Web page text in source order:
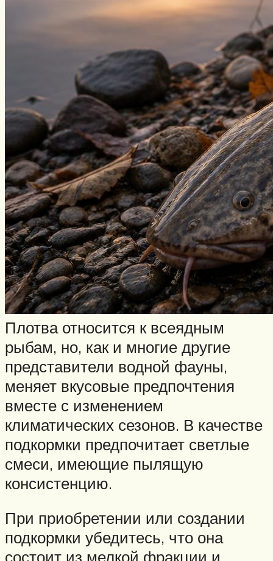
Плотва относится к всеядным
рыбам, но, как и многие другие
представители водной фауны,
меняет вкусовые предпочтения
вместе с изменением
климатических сезонов. В качестве
подкормки предпочитает светлые
смеси, имеющие пылящую
консистенцию.
При приобретении или создании
подкормки убедитесь, что она
состоит из мелкой фракции и